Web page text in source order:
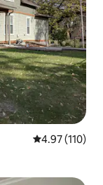
औसत रेटिंग 5 में से
4.97 (110)